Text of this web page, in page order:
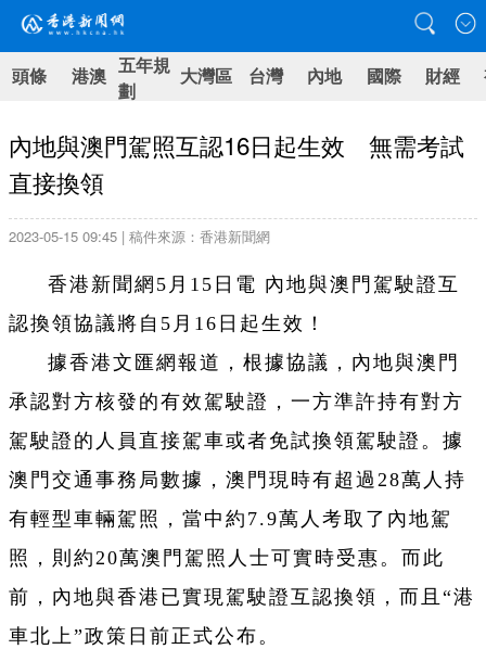
頭條 港澳 五年規
劃
大灣區 台灣 內地 國際 財經
內地與澳門駕照互認16日起生效 無需考試
直接換領
2023-05-15 09:45 | 稿件來源：香港新聞網
香港新聞網5月15日電 內地與澳門駕駛證互
認換領協議將自5月16日起生效！
據香港文匯網報道，根據協議，內地與澳門
承認對方核發的有效駕駛證，一方準許持有對方
駕駛證的人員直接駕車或者免試換領駕駛證。據
澳門交通事務局數據，澳門現時有超過28萬人持
有輕型車輛駕照，當中約7.9萬人考取了內地駕
照，則約20萬澳門駕照人士可實時受惠。而此
前，內地與香港已實現駕駛證互認換領，而且“港
車北上”政策日前正式公布。